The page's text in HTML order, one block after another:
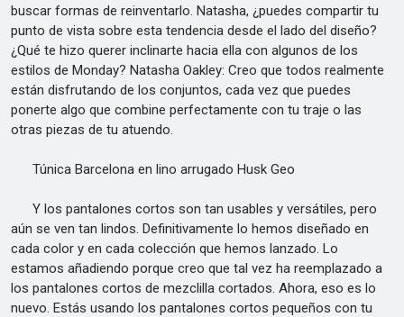
buscar formas de reinventarlo. Natasha, ¿puedes compartir tu
punto de vista sobre esta tendencia desde el lado del diseño?
¿Qué te hizo querer inclinarte hacia ella con algunos de los
estilos de Monday? Natasha Oakley: Creo que todos realmente
están disfrutando de los conjuntos, cada vez que puedes
ponerte algo que combine perfectamente con tu traje o las
otras piezas de tu atuendo.
Túnica Barcelona en lino arrugado Husk Geo
Y los pantalones cortos son tan usables y versátiles, pero
aún se ven tan lindos. Definitivamente lo hemos diseñado en
cada color y en cada colección que hemos lanzado. Lo
estamos añadiendo porque creo que tal vez ha reemplazado a
los pantalones cortos de mezclilla cortados. Ahora, eso es lo
nuevo. Estás usando los pantalones cortos pequeños con tu